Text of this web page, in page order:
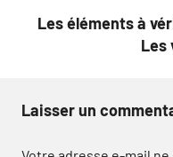
Les éléments à
Les
Laisser un